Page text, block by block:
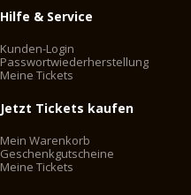
Hilfe & Service
Kunden-Login
Passwortwiederherstellung
Meine Tickets
Jetzt Tickets kaufen
Mein Warenkorb
Geschenkgutscheine
Meine Tickets